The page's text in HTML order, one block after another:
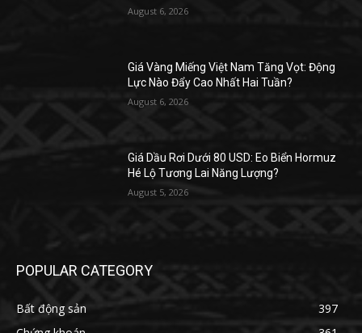
August 6, 2026
Giá Vàng Miếng Việt Nam Tăng Vọt: Động
Lực Nào Đẩy Cao Nhất Hai Tuần?
August 6, 2026
Giá Dầu Rơi Dưới 80 USD: Eo Biển Hormuz
Hé Lộ Tương Lai Năng Lượng?
August 5, 2026
POPULAR CATEGORY
Bất động sản
397